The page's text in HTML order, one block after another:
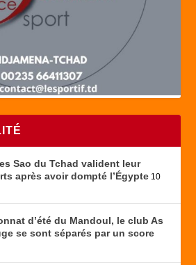
Sao du Tchad valident leur
après avoir dompté l’Égypte 10
d’été du Mandoul, le club As
se sont séparés par un score